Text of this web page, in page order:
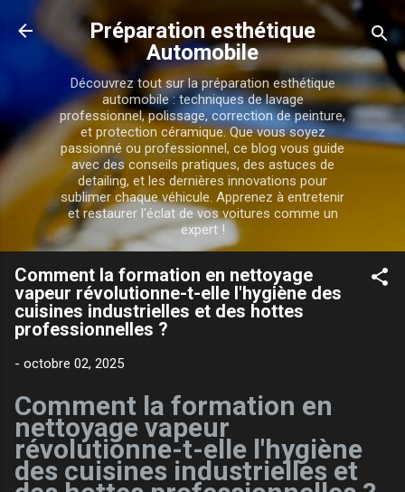
Accéder au contenu principal
Préparation esthétique
Automobile
Découvrez tout sur la préparation esthétique
automobile : techniques de lavage
professionnel, polissage, correction de peinture,
et protection céramique. Que vous soyez
passionné ou professionnel, ce blog vous guide
avec des conseils pratiques, des astuces de
detailing, et les dernières innovations pour
sublimer chaque véhicule. Apprenez à entretenir
et restaurer l'éclat de vos voitures comme un
expert !
Comment la formation en nettoyage
vapeur révolutionne-t-elle l'hygiène des
cuisines industrielles et des hottes
professionnelles ?
- octobre 02, 2025
Comment la formation en
nettoyage vapeur
révolutionne-t-elle l'hygiène
des cuisines industrielles et